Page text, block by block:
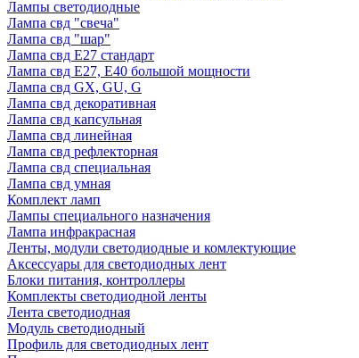
Лампы светодиодные
Лампа свд "свеча"
Лампа свд "шар"
Лампа свд E27 стандарт
Лампа свд E27, Е40 большой мощности
Лампа свд GX, GU, G
Лампа свд декоративная
Лампа свд капсульная
Лампа свд линейная
Лампа свд рефлекторная
Лампа свд специальная
Лампа свд умная
Комплект ламп
Лампы специального назначения
Лампа инфракрасная
Ленты, модули светодиодные и комлектующие
Аксессуары для светодиодных лент
Блоки питания, контроллеры
Комплекты светодиодной ленты
Лента светодиодная
Модуль светодиодный
Профиль для светодиодных лент